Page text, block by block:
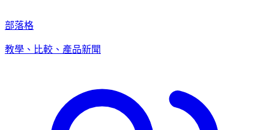
部落格
教學、比較、產品新聞